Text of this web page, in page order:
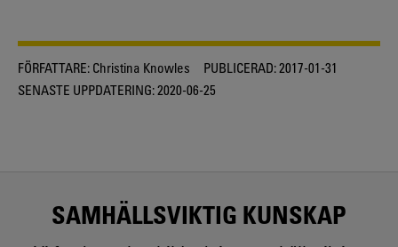
FÖRFATTARE: Christina Knowles PUBLICERAD:2017-01-31
SENASTE UPPDATERING:2020-06-25
SAMHÄLLSVIKTIG KUNSKAP